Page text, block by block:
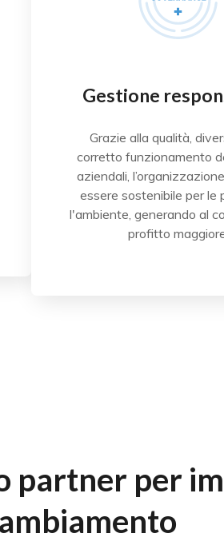
Gestione
Grazie alla qualità,
corretto funzionamento
aziendali,
essere sostenibile per le
l'ambiente, generando al
profitto
partner per